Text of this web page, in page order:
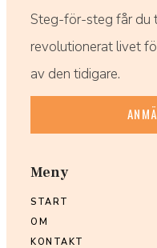
Steg-för-steg får du
revolutionerat livet
av den tidigare.
Meny
START
OM
KONTAKT